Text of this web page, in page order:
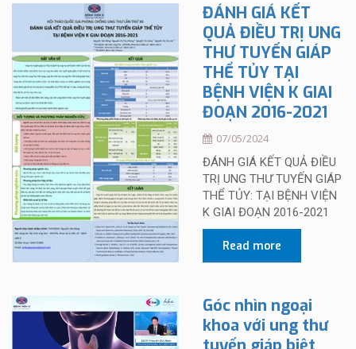
ĐÁNH GIÁ KẾT
QUẢ ĐIỀU TRỊ UNG
THƯ TUYẾN GIÁP
THỂ TỦY TẠI
BỆNH VIỆN K GIAI
ĐOẠN 2016-2021
07/05/2024
ĐÁNH GIÁ KẾT QUẢ ĐIỀU
TRỊ UNG THƯ TUYẾN GIÁP
THỂ TỦY: TẠI BỆNH VIỆN
K GIAI ĐOẠN 2016-2021
Read more
Góc nhìn ngoại
khoa với ung thư